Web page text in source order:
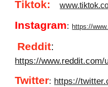
Tiktok:
Instagram: https://
Reddit:
https://www.reddit.com/
Twitter: https://